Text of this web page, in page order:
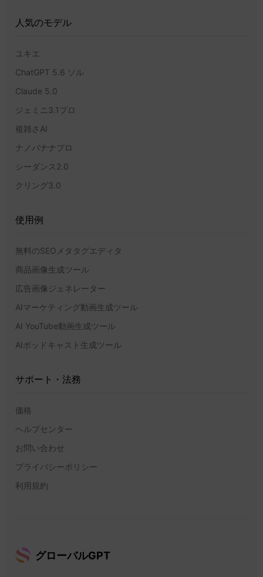
人気のモデル
ユキエ
ChatGPT 5.6 ソル
Claude 5.0
ジェミニ3.1プロ
複雑さAI
ナノバナナプロ
シーダンス2.0
クリング3.0
使用例
無料のSEOメタタグエディタ
商品画像生成ツール
広告画像ジェネレーター
AIマーケティング動画生成ツール
AI YouTube動画生成ツール
AIポッドキャスト生成ツール
サポート・法務
価格
ヘルプセンター
お問い合わせ
プライバシーポリシー
利用規約
グローバルGPT